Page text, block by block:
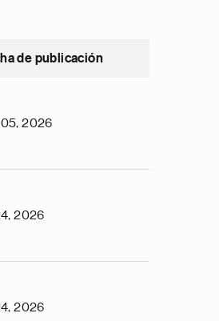
de publicación
2026
2026
2026